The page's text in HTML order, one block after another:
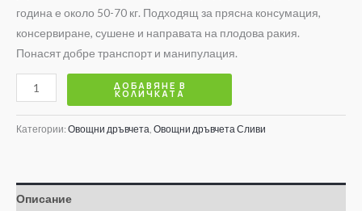
година е около 50-70 кг. Подходящ за прясна консумация,
консервиране, сушене и направата на плодова ракия.
Понасят добре транспорт и манипулация.
ДОБАВЯНЕ В
КОЛИЧКАТА
Категории: Овощни дръвчета, Овощни дръвчета Сливи
Описание